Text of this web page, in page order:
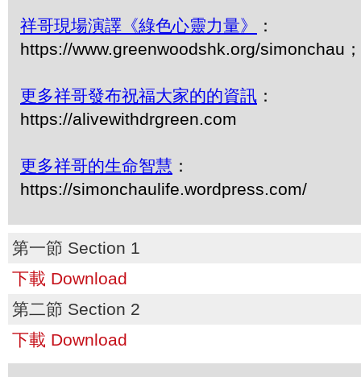
祥哥現場演譯《綠色心靈力量》
：
https://www.greenwoodshk.org/simonchau
更多祥哥發布祝福大家的的資訊 ：
https://alivewithdrgreen.com
更多祥哥的生命智慧 ：
https://simonchaulife.wordpress.com/
第一節 Section 1
下載 Download
第二節 Section 2
下載 Download